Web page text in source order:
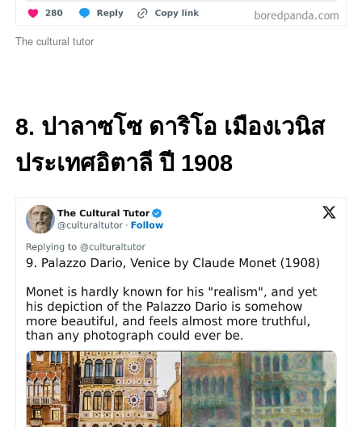
The cultural tutor
8. ปาลาซโซ ดาริโอ เมืองเวนิส
ประเทศอิตาลี ปี 1908